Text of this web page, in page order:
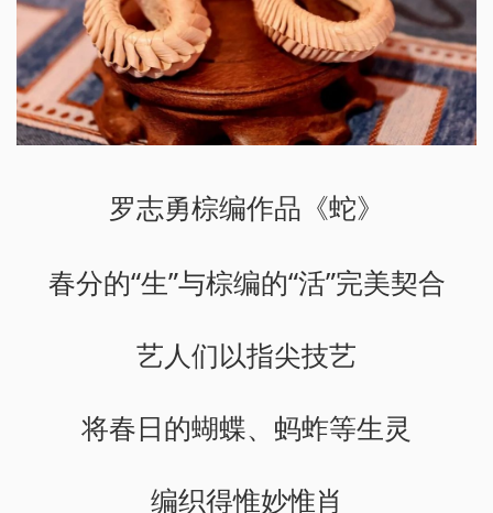
罗志勇棕编作品《蛇》
春分的“生”与棕编的“活”完美契合
艺人们以指尖技艺
将春日的蝴蝶、蚂蚱等生灵
编织得惟妙惟肖